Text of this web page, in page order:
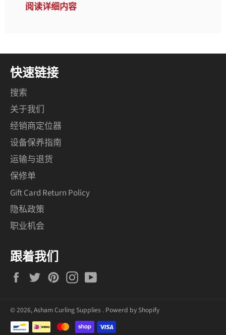
阅读详细内容
快速链接
搜索
关于我们
经销商定位器
设备保养指南
运输与退货
保修单
Gift Card Return Policy
隐私政策
职业机会
跟着我们
FacebookTwitterPinterestInstagram
© 2026,Asham Curling Supplies . Powerd by Shopify
支
付